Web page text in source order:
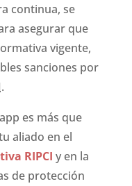
continua, se
asegurar que
vigente,
sanciones por
.
es más que
aliado en el
RIPCI y en la
de protección